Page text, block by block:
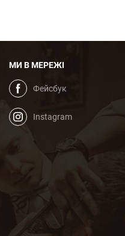
МИ В МЕРЕЖІ
Фейсбук
Instagram